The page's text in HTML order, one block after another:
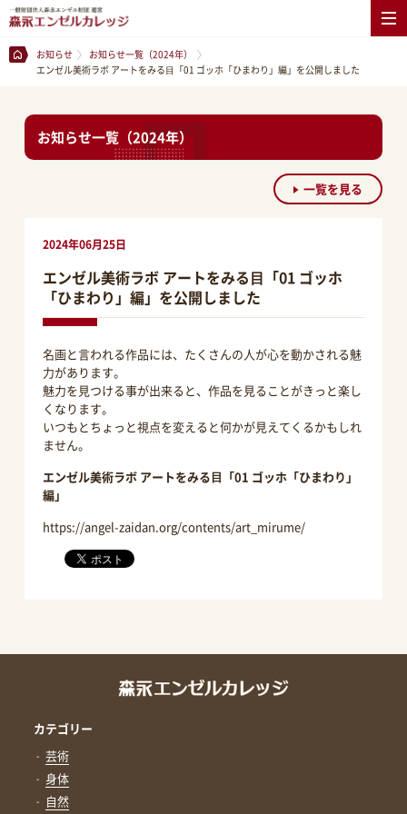
お知らせ
お知らせ一覧（2024年）
エンゼル美術ラボ アートをみる⽬「01 ゴッホ「ひまわり」編」を公開しました
お知らせ一覧（2024年）
一覧を見る
2024年06月25日
エンゼル美術ラボ アートをみる⽬「01 ゴッホ
「ひまわり」編」を公開しました
名画と言われる作品には、たくさんの人が心を動かされる魅
力があります。
魅力を見つける事が出来ると、作品を見ることがきっと楽し
くなります。
いつもとちょっと視点を変えると何かが見えてくるかもしれ
ません。
エンゼル美術ラボ アートをみる⽬「01 ゴッホ「ひまわり」
編」
https://angel-zaidan.org/contents/art_mirume/
カテゴリー
芸術
身体
自然